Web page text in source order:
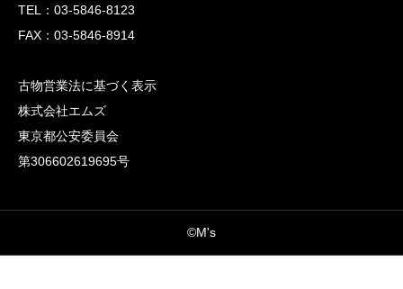
TEL：03-5846-8123
FAX：03-5846-8914
古物営業法に基づく表示
株式会社エムズ
東京都公安委員会
第306602619695号
©M's